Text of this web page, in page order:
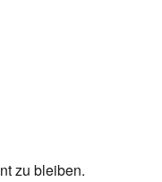
zu bleiben.